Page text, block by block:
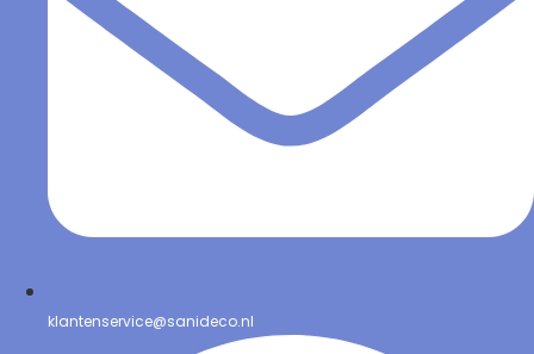
klantenservice@sanideco.nl